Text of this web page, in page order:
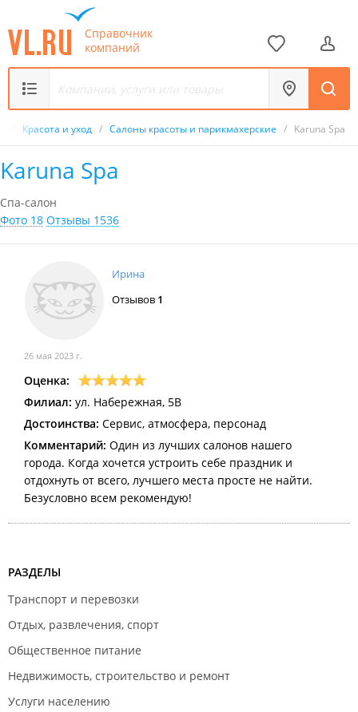
Справочник
компаний
Красота и уход / Салоны красоты и парикмахерские / Karuna Spa
Karuna Spa
Спа-салон
Фото 18 Отзывы 1536
Ирина
Отзывов 1
26 мая 2023 г.
Оценка:
Филиал: ул. Набережная, 5В
Достоинства: Сервис, атмосфера, персонад
Комментарий: Один из лучших салонов нашего
города. Когда хочется устроить себе праздник и
отдохнуть от всего, лучшего места просте не найти.
Безусловно всем рекомендую!
РАЗДЕЛЫ
Транспорт и перевозки
Отдых, развлечения, спорт
Общественное питание
Недвижимость, строительство и ремонт
Услуги населению